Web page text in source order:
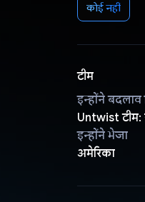
कोई नहीं
टीम
इन्होंने बदलाव
Untwist टीम:
इन्होंने भेजा
अमेरिका